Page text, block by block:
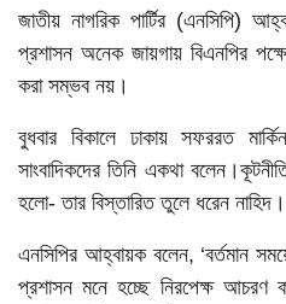
জাতীয় নাগরিক পার্টির (এনসিপি)
প্রশাসন অনেক জায়গায় বিএনপির
করা সম্ভব নয়।
বুধবার বিকালে ঢাকায় সফররত
সাংবাদিকদের তিনি একথা
হলো- তার বিস্তারিত তুলে ধরেন নাহিদ।
এনসিপির আহ্বায়ক বলেন, ‘বর্তমান
প্রশাসন মনে হচ্ছে নিরপেক্ষ আচরণ